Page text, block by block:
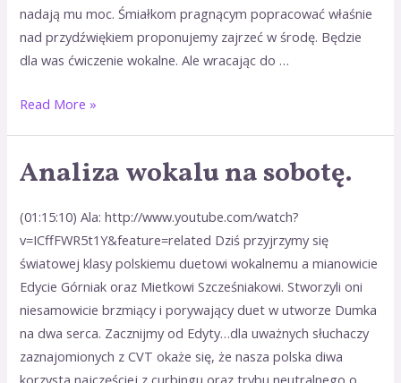
nadają mu moc. Śmiałkom pragnącym popracować właśnie
nad przydźwiękiem proponujemy zajrzeć w środę. Będzie
dla was ćwiczenie wokalne. Ale wracając do …
Read More »
Analiza wokalu na sobotę.
(01:15:10) Ala: http://www.youtube.com/watch?
v=ICffFWR5t1Y&feature=related Dziś przyjrzymy się
światowej klasy polskiemu duetowi wokalnemu a mianowicie
Edycie Górniak oraz Mietkowi Szcześniakowi. Stworzyli oni
niesamowicie brzmiący i porywający duet w utworze Dumka
na dwa serca. Zacznijmy od Edyty…dla uważnych słuchaczy
zaznajomionych z CVT okaże się, że nasza polska diwa
korzysta najczęściej z curbingu oraz trybu neutralnego o
Analiza
na
sobotę.